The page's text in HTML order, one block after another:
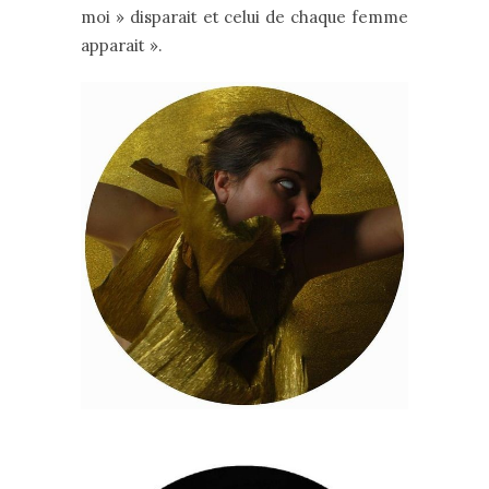
moi » disparait et celui de chaque femme
apparait ».